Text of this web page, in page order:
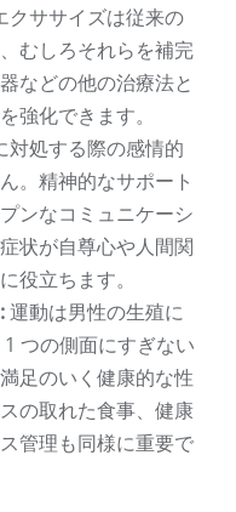
クササイズは従来の
むしろそれらを補完
などの他の治療法と
強化できます。
対処する際の感情的
。精神的なサポート
ンなコミュニケーシ
状が自尊心や人間関
役立ちます。
運動は男性の生殖に
つの側面にすぎない
足のいく健康的な性
の取れた食事、健康
管理も同様に重要で